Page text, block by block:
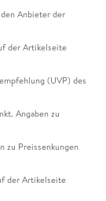
Anbieter der
der Artikelseite
(UVP) des
Angaben zu
zu Preissenkungen
der Artikelseite